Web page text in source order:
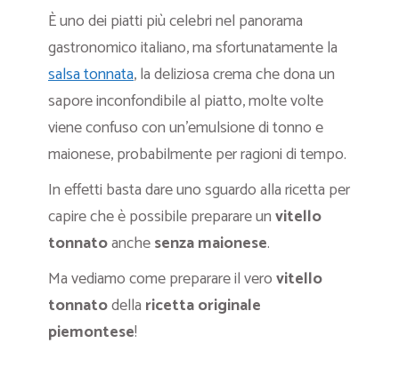
È uno dei piatti più celebri nel panorama
gastronomico italiano, ma sfortunatamente la
salsa tonnata, la deliziosa crema che dona un
sapore inconfondibile al piatto, molte volte
viene confuso con un’emulsione di tonno e
maionese, probabilmente per ragioni di tempo.
In effetti basta dare uno sguardo alla ricetta per
capire che è possibile preparare unvitello
tonnatoanchesenza maionese.
Ma vediamo come preparare il verovitello
tonnatodella ricetta originale
piemontese!